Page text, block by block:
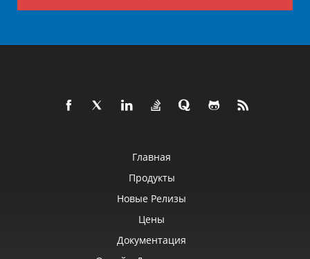
Главная
Продукты
Новые Релизы
Цены
Документация